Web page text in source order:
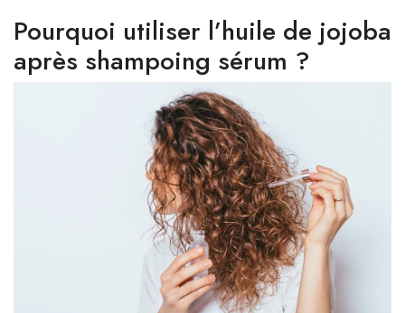
Pourquoi utiliser l’huile de jojoba
après shampoing sérum ?